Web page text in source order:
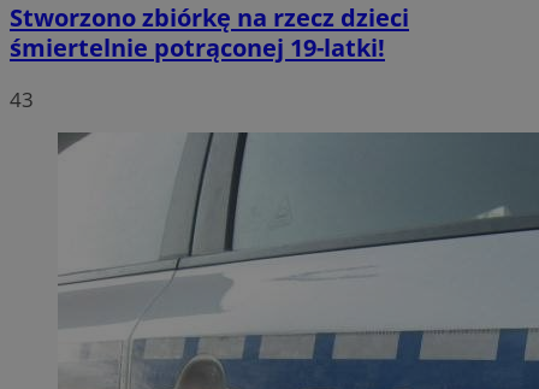
Stworzono zbiórkę na rzecz dzieci
śmiertelnie potrąconej 19-latki!
43